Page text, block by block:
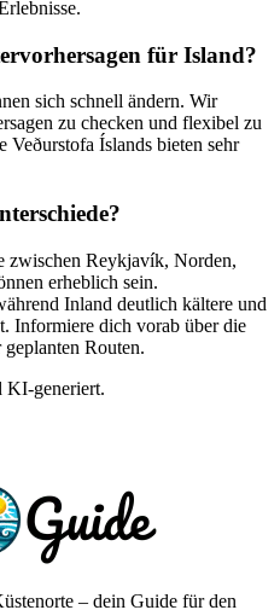
für Island?
sich schnell ändern. Wir
zu checken und flexibel zu
Íslands bieten sehr
zwischen Reykjavík, Norden,
erheblich sein.
Inland deutlich kältere und
Informiere dich vorab über die
Routen.
KI-generiert.
– dein Guide für den